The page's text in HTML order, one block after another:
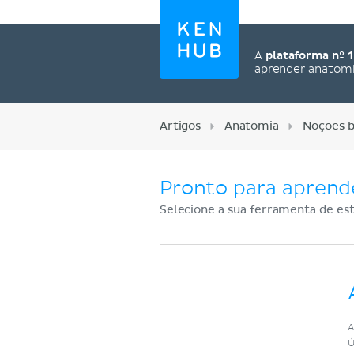
A plataforma nº 1
aprender
Artigos Anatomia Noções
Pronto para
Selecione a sua ferramenta de